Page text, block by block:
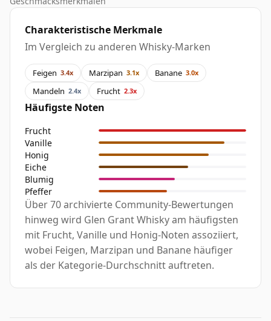
Charakteristische Merkmale
Im Vergleich zu anderen Whisky-Marken
Feigen 3.4x Marzipan 3.1x Banane 3.0x
Mandeln 2.4x Frucht 2.3x
Häufigste Noten
Frucht
Vanille
Honig
Eiche
Blumig
Pfeffer
Über 70 archivierte Community-Bewertungen
hinweg wird Glen Grant Whisky am häufigsten
mit Frucht, Vanille und Honig-Noten assoziiert,
wobei Feigen, Marzipan und Banane häufiger
als der Kategorie-Durchschnitt auftreten.